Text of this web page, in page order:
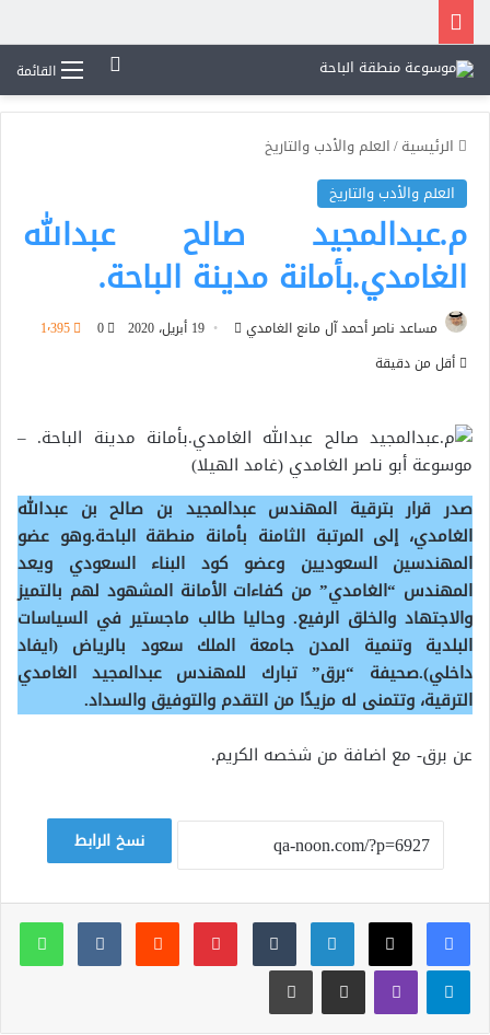
القائمةبحث عن
الرئيسية/العلم والأدب والتاريخ
العلم والأدب والتاريخ
م.عبدالمجيد صالح عبدالله
الغامدي.بأمانة مدينة الباحة.
مساعد ناصر أحمد آل مانع الغامدي
أرسل 19 أبريل، 2020 0
1٬395
أقل من دقيقة
صدر قرار بترقية المهندس عبدالمجيد بن صالح بن عبدالله
الغامدي، إلى المرتبة الثامنة بأمانة منطقة الباحة.وهو عضو
المهندسين السعوديين وعضو كود البناء السعودي ويعد
المهندس “الغامدي” من كفاءات الأمانة المشهود لهم بالتميز
والاجتهاد والخلق الرفيع. وحاليا طالب ماجستير في السياسات
البلدية وتنمية المدن جامعة الملك سعود بالرياض (ايفاد
داخلي).صحيفة “برق” تبارك للمهندس عبدالمجيد الغامدي
الترقية، وتتمنى له مزيدًا من التقدم والتوفيق والسداد.
عن برق- مع اضافة من شخصه الكريم.
نسخ الرابط
لينكدإن ‏Tumblr بينتيريست
‏Reddit
‏VKontakte
تيلقرام ڤايبر مشاركة عبر البريد طباعة